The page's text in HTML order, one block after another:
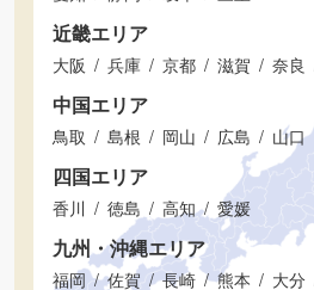
近畿エリア
大阪 兵庫 京都 滋賀 奈良
中国エリア
鳥取 島根 岡山 広島 山口
四国エリア
香川 徳島 高知 愛媛
九州・沖縄エリア
福岡 佐賀 長崎 熊本 大分